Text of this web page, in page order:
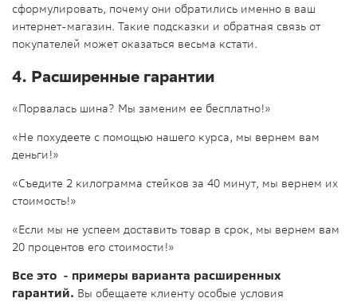
сформулировать, почему они обратились именно в ваш
интернет-магазин. Такие подсказки и обратная связь от
покупателей может оказаться весьма кстати.
4. Расширенные гарантии
«Порвалась шина? Мы заменим ее бесплатно!»
«Не похудеете с помощью нашего курса, мы вернем вам
деньги!»
«Съедите 2 килограмма стейков за 40 минут, мы вернем их
стоимость!»
«Если мы не успеем доставить товар в срок, мы вернем вам
20 процентов его стоимости!»
Все это - примеры варианта расширенных
гарантий. Вы обещаете клиенту особые условия